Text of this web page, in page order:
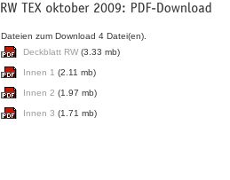
Dateien zum Download 4 Datei(en).
Deckblatt RW(3.33 mb)
Innen 1 (2.11 mb)
Innen 2 (1.97 mb)
Innen 3 (1.71 mb)